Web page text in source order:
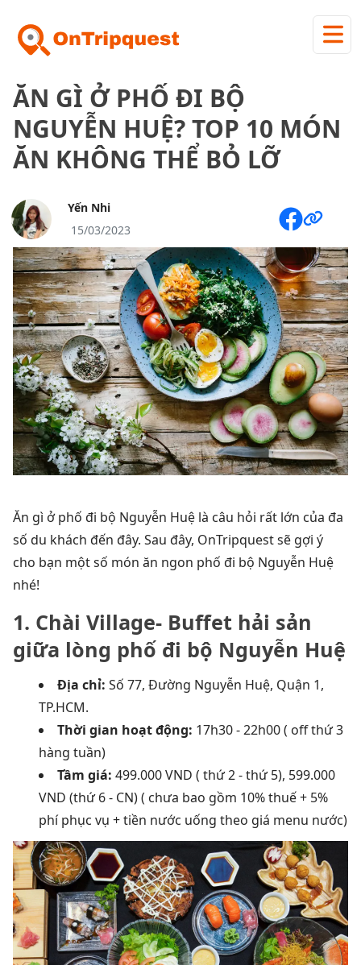
ĂN GÌ Ở PHỐ ĐI BỘ
NGUYỄN HUỆ? TOP 10 MÓN
ĂN KHÔNG THỂ BỎ LỠ
Yến Nhi
15/03/2023
Ăn gì ở phố đi bộ Nguyễn Huệ là câu hỏi rất lớn của đa
số du khách đến đây. Sau đây, OnTripquest sẽ gợi ý
cho bạn một số món ăn ngon phố đi bộ Nguyễn Huệ
nhé!
1. Chài Village- Buffet hải sản
giữa lòng phố đi bộ Nguyễn Huệ
Địa chỉ: Số 77, Đường Nguyễn Huệ, Quận 1,
TP.HCM.
Thời gian hoạt động: 17h30 - 22h00 ( off thứ 3
hàng tuần)
Tầm giá: 499.000 VND ( thứ 2 - thứ 5), 599.000
VND (thứ 6 - CN) ( chưa bao gồm 10% thuế + 5%
phí phục vụ + tiền nước uống theo giá menu nước)